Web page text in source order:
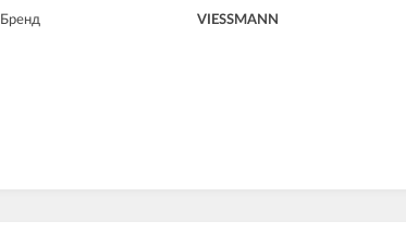
Бренд VIESSMANN